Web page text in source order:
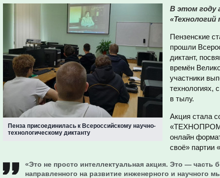
Пенза присоединилась к Всероссийскому научно-
технологическому диктанту
В этом году
«Технологий
Пензенские
прошли
диктант,
времён
участники
технологиях,
в тылу.
Акция стала
«ТЕХНОПРОМ»
онлайн
своё» партии
«Это не просто интеллектуальная акция. Это — часть
направленного на развитие инженерного и научного